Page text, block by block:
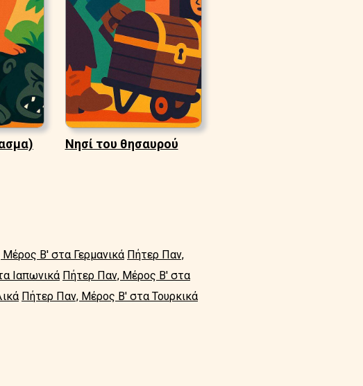
Νησί του θησαυρού
Β' στα Γερμανικά Πήτερ Παν,
Ιαπωνικά Πήτερ Παν, Μέρος Β' στα
Πήτερ Παν, Μέρος Β' στα Τουρκικά